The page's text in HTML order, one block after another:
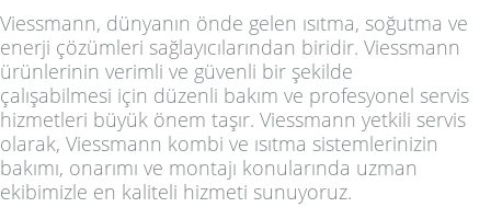
Viessmann, dünyanın önde gelen ısıtma, soğutma ve
enerji çözümleri sağlayıcılarından biridir. Viessmann
ürünlerinin verimli ve güvenli bir şekilde
çalışabilmesi için düzenli bakım ve profesyonel servis
hizmetleri büyük önem taşır. Viessmann yetkili servis
olarak, Viessmann kombi ve ısıtma sistemlerinizin
bakımı, onarımı ve montajı konularında uzman
ekibimizle en kaliteli hizmeti sunuyoruz.